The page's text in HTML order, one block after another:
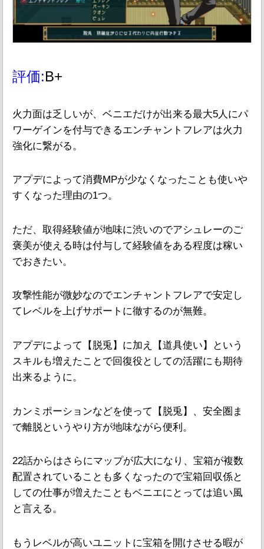
評価:B+
火力面は乏しいが、ベニエだけが出来る最大5人にパ
ワーゲインを付与できるエンチャントフレアは火力
強化に繋がる。
アプデによって消費MPが少なくなったことも使いや
すくなった理由の1つ。
ただ、取得経験値が地味に渋いのでアシュレーのご
褒美が使える時は付与して経験値をある程度は稼い
でおきたい。
攻撃性能が微妙なのでエンチャントフレアで安定し
てレベルを上げサポートに徹するのが無難。
アプデによって【脱兎】に加え【道具使い】という
スキルも増えたことで回復役としての活躍にも期待
出来るように。
カンミポーションなどを使って【脱兎】、安全圏ま
で離脱というやり方が地味ながら便利。
22話からはさらにマップが広大になり、宝箱が複数
配置されていることも多くなったので宝箱回収係と
しての仕事が増えたこともベニエにとっては追い風
と言える。
もうレベルが高いユニットに宝箱を開けさせる暇が